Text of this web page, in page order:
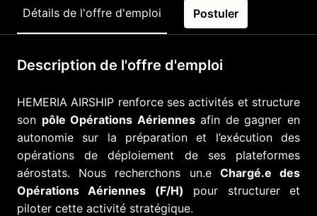
Détails de l'offre d'emploi Postuler
Description de l'offre d'emploi
HEMERIA AIRSHIP renforce ses activités et structure
son pôle Opérations Aériennes afin de gagner en
autonomie sur la préparation et l’exécution des
opérations de déploiement de ses plateformes
aérostats. Nous recherchons un.e Chargé.e des
Opérations Aériennes (F/H) pour structurer et
piloter cette activité stratégique.